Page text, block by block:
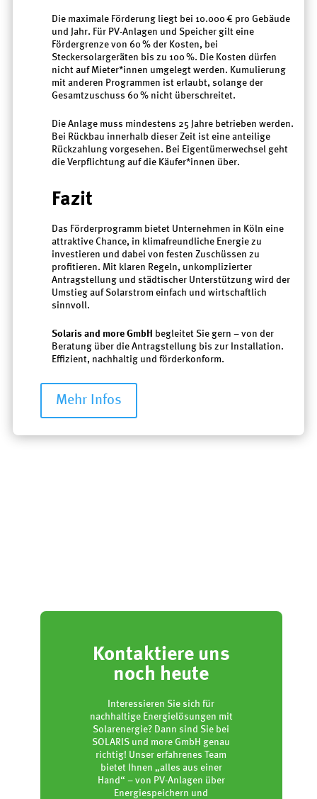
Die maximale Förderung liegt bei 10.000 € pro Gebäude
und Jahr. Für PV-Anlagen und Speicher gilt eine
Fördergrenze von 60 % der Kosten, bei
Steckersolargeräten bis zu 100 %. Die Kosten dürfen
nicht auf Mieter*innen umgelegt werden. Kumulierung
mit anderen Programmen ist erlaubt, solange der
Gesamtzuschuss 60 % nicht überschreitet.
Die Anlage muss mindestens 25 Jahre betrieben werden.
Bei Rückbau innerhalb dieser Zeit ist eine anteilige
Rückzahlung vorgesehen. Bei Eigentümerwechsel geht
die Verpflichtung auf die Käufer*innen über.
Fazit
Das Förderprogramm bietet Unternehmen in Köln eine
attraktive Chance, in klimafreundliche Energie zu
investieren und dabei von festen Zuschüssen zu
profitieren. Mit klaren Regeln, unkomplizierter
Antragstellung und städtischer Unterstützung wird der
Umstieg auf Solarstrom einfach und wirtschaftlich
sinnvoll.
Solaris and more GmbH begleitet Sie gern – von der
Beratung über die Antragstellung bis zur Installation.
Effizient, nachhaltig und förderkonform.
Mehr Infos
Kontaktiere uns
noch heute
Interessieren Sie sich für
nachhaltige Energielösungen mit
Solarenergie? Dann sind Sie bei
SOLARIS und more GmbH genau
richtig! Unser erfahrenes Team
bietet Ihnen „alles aus einer
Hand“ – von PV-Anlagen über
Energiespeichern und